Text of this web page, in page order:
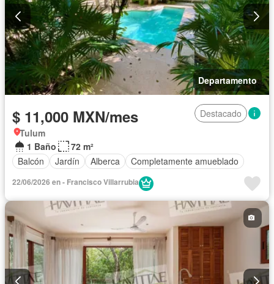
Departamento
$ 11,000 MXN/mes
Destacado
Tulum
1 Baño
72 m²
Balcón
Jardín Alberca Completamente amueblado
22/06/2026 en - Francisco Villarrubia